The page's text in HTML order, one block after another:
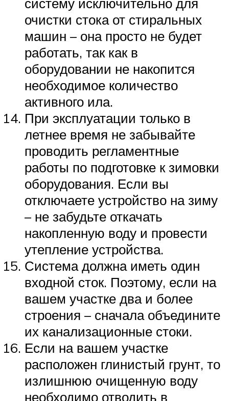
очистки стока от стиральных
машин – она просто не будет
работать, так как в
оборудовании не накопится
необходимое количество
активного ила.
При эксплуатации только в
летнее время не забывайте
проводить регламентные
работы по подготовке к зимовки
оборудования. Если вы
отключаете устройство на зиму
– не забудьте откачать
накопленную воду и провести
утепление устройства.
Система должна иметь один
входной сток. Поэтому, если на
вашем участке два и более
строения – сначала объедините
их канализационные стоки.
Если на вашем участке
расположен глинистый грунт, то
излишнюю очищенную воду
необходимо отводить в